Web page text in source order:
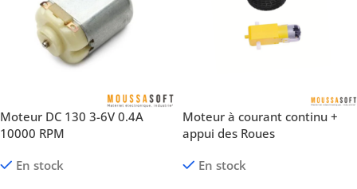
Moteur DC 130 3-6V 0.4A
10000 RPM
En stock
Moteur à courant continu +
appui des Roues
En stock